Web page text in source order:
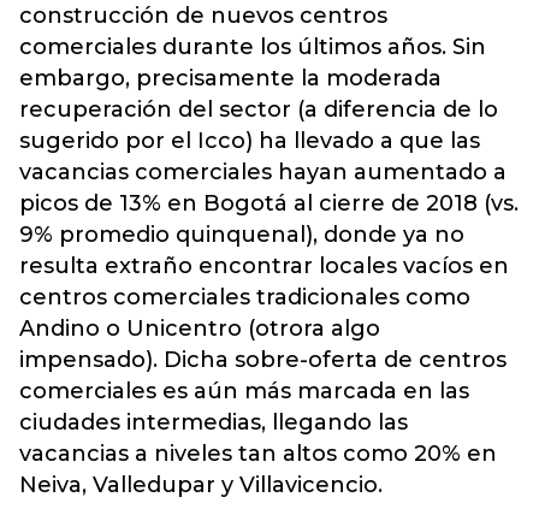
construcción de nuevos centros
comerciales durante los últimos años. Sin
embargo, precisamente la moderada
recuperación del sector (a diferencia de lo
sugerido por el Icco) ha llevado a que las
vacancias comerciales hayan aumentado a
picos de 13% en Bogotá al cierre de 2018 (vs.
9% promedio quinquenal), donde ya no
resulta extraño encontrar locales vacíos en
centros comerciales tradicionales como
Andino o Unicentro (otrora algo
impensado). Dicha sobre-oferta de centros
comerciales es aún más marcada en las
ciudades intermedias, llegando las
vacancias a niveles tan altos como 20% en
Neiva, Valledupar y Villavicencio.